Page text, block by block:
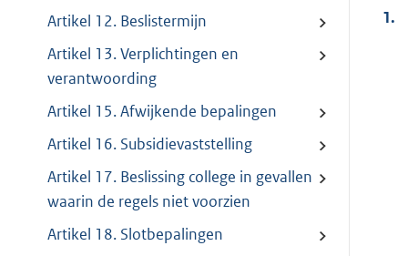
Artikel 12. Beslistermijn
Artikel 13. Verplichtingen en
verantwoording
Artikel 15. Afwijkende bepalingen
Artikel 16. Subsidievaststelling
Artikel 17. Beslissing college in gevallen
waarin de regels niet voorzien
Artikel 18. Slotbepalingen
1.